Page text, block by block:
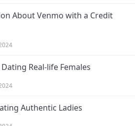
About Venmo with a Credit
Real-life Females
Authentic Ladies